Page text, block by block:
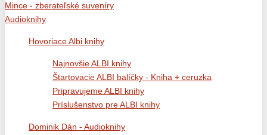
Mince - zberateľské suveníry
Audioknihy
Hovoriace Albi knihy
Najnovšie ALBI knihy
Štartovacie ALBI balíčky - Kniha + ceruzka
Pripravujeme ALBI knihy
Príslušenstvo pre ALBI knihy
Dominik Dán - Audioknihy